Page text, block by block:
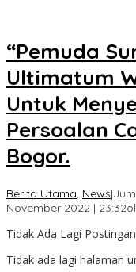
“Pemuda
Ultimatum
Untuk
Persoalan
Bogor.
Berita Utama, News|
November 2022 | 23:32
Tidak Ada Lagi
Tidak ada lagi halaman